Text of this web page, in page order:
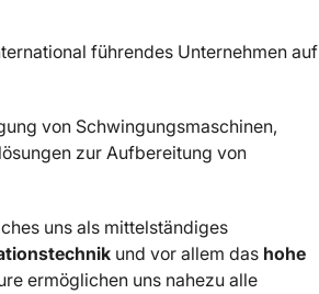
führendes Unternehmen auf
von Schwingungsmaschinen,
zur Aufbereitung von
uns als mittelständiges
und vor allem das hohe
ermöglichen uns nahezu alle